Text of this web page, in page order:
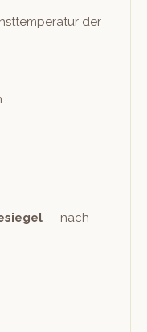
der
— nach­